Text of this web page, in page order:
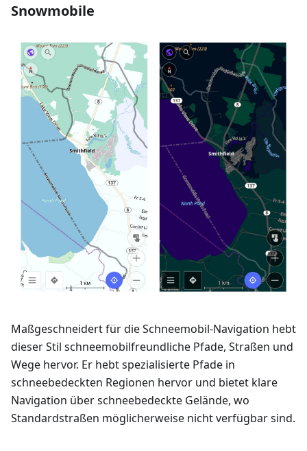
Snowmobile
Maßgeschneidert für die Schneemobil-Navigation hebt
dieser Stil schneemobilfreundliche Pfade, Straßen und
Wege hervor. Er hebt spezialisierte Pfade in
schneebedeckten Regionen hervor und bietet klare
Navigation über schneebedeckte Gelände, wo
Standardstraßen möglicherweise nicht verfügbar sind.